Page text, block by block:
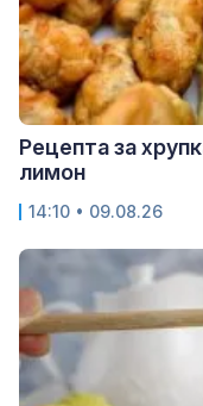
Рецепта за
лимон
14:10 • 09.08.26